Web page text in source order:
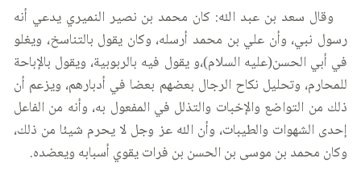
وقال سعد بن عبد الله: كان محمد بن نصير النميري يدعي أنه
رسول نبي، وأن علي بن محمد أرسله، وكان يقول بالتناسخ، ويغلو
في أبي الحسن(عليه السلام)،و يقول فيه بالربوبية، ويقول بالإباحة
للمحارم، وتحليل نكاح الرجال بعضهم بعضا في أدبارهم، ويزعم أن
ذلك من التواضع والإخبات والتذلل في المفعول به، وأنه من الفاعل
إحدى الشهوات والطيبات، وأن الله عز وجل لا يحرم شيئا من ذلك،
وكان محمد بن موسى بن الحسن بن فرات يقوي أسبابه ويعضده.